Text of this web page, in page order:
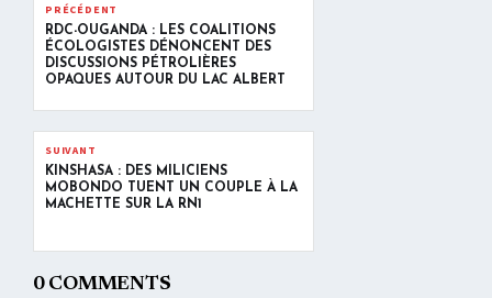
PRÉCÉDENT
RDC-OUGANDA : LES COALITIONS
ÉCOLOGISTES DÉNONCENT DES
DISCUSSIONS PÉTROLIÈRES
OPAQUES AUTOUR DU LAC ALBERT
SUIVANT
KINSHASA : DES MILICIENS
MOBONDO TUENT UN COUPLE À LA
MACHETTE SUR LA RN1
0 COMMENTS